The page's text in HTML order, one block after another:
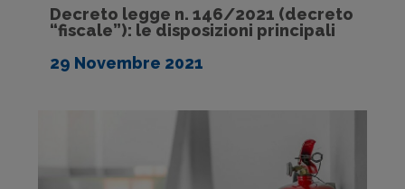
Decreto legge n. 146/2021 (decreto
“fiscale”): le disposizioni principali
29 Novembre 2021